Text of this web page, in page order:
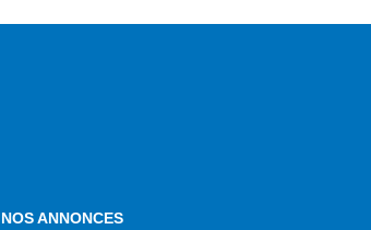
NOS ANNONCES